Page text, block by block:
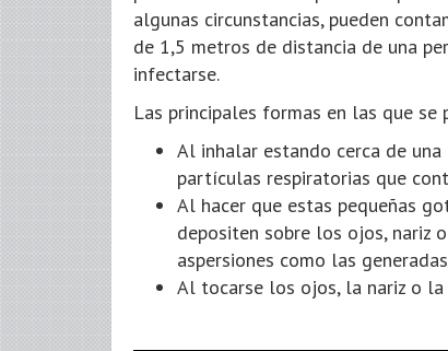
algunas circunstancias, pueden
de 1,5 metros de distancia de una
infectarse.
Las principales formas en las que se
Al inhalar estando cerca de
partículas respiratorias que
Al hacer que estas pequeñas
depositen sobre los ojos, nariz
aspersiones como las
Al tocarse los ojos, la nariz o